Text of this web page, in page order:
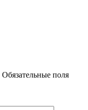
Обязательные поля